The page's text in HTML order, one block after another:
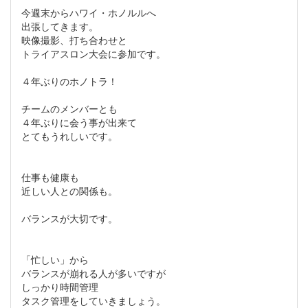
今週末からハワイ・ホノルルへ
出張してきます。
映像撮影、打ち合わせと
トライアスロン大会に参加です。
４年ぶりのホノトラ！
チームのメンバーとも
４年ぶりに会う事が出来て
とてもうれしいです。
仕事も健康も
近しい人との関係も。
バランスが大切です。
「忙しい」から
バランスが崩れる人が多いですが
しっかり時間管理
タスク管理をしていきましょう。